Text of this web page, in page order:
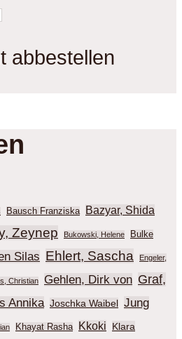
abbestellen
Bausch Franziska Bazyar, Shida
Zeynep Bukowski, Helene Bulke
Silas Ehlert, Sascha Engeler,
Christian Gehlen, Dirk von Graf,
Annika Joschka Waibel Jung
Khayat Rasha Kkoki Klara